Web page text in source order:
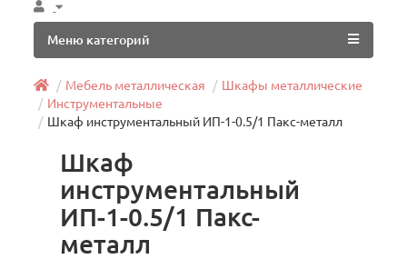
Меню категорий
Мебель металлическая
Шкафы металлические
Инструментальные
Шкаф инструментальный ИП-1-0.5/1 Пакс-металл
Шкаф
инструментальный
ИП-1-0.5/1 Пакс-
металл